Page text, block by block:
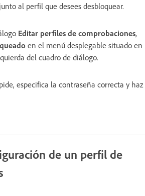
junto al perfil que desees desbloquear.
Editar perfiles de comprobaciones,
en el menú desplegable situado en
del cuadro de diálogo.
especifica la contraseña correcta y haz
de un perfil de